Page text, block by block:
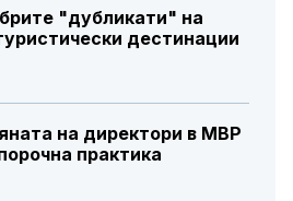
"дубликати" на
дестинации
на директори в МВР
практика